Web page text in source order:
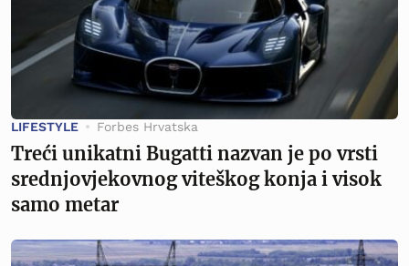
LIFESTYLE Forbes Hrvatska
Treći unikatni Bugatti nazvan je po vrsti
srednjovjekovnog viteškog konja i visok
samo metar